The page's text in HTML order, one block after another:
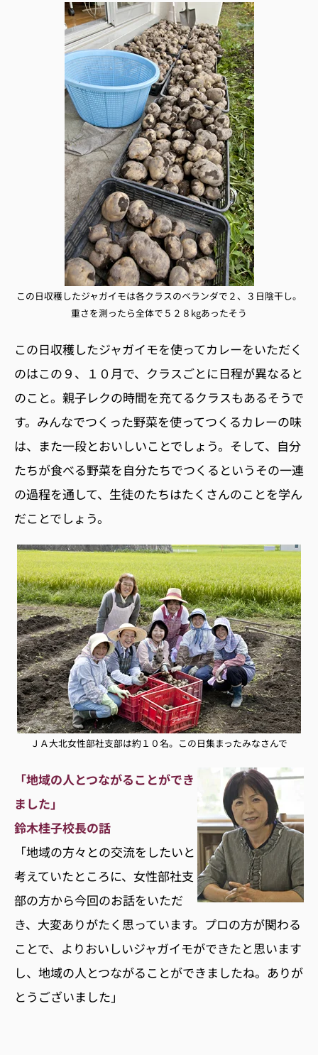
この日収穫したジャガイモは各クラスのベランダで２、３日陰干し。
重さを測ったら全体で５２８kgあったそう
この日収穫したジャガイモを使ってカレーをいただく
のはこの９、１０月で、クラスごとに日程が異なると
のこと。親子レクの時間を充てるクラスもあるそうで
す。みんなでつくった野菜を使ってつくるカレーの味
は、また一段とおいしいことでしょう。そして、自分
たちが食べる野菜を自分たちでつくるというその一連
の過程を通して、生徒のたちはたくさんのことを学ん
だことでしょう。
ＪＡ大北女性部社支部は約１０名。この日集まったみなさんで
「地域の人とつながることができ
ました」
鈴木桂子校長の話
「地域の方々との交流をしたいと
考えていたところに、女性部社支
部の方から今回のお話をいただ
き、大変ありがたく思っています。プロの方が関わる
ことで、よりおいしいジャガイモができたと思います
し、地域の人とつながることができましたね。ありが
とうございました」